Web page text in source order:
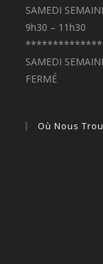
SAMEDI
9h30 – 11h30
SAMEDI
FERMÉ
Où Nous